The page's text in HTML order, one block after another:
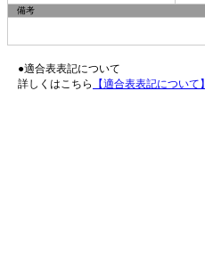
備考
●適合表表記について
詳しくはこちら
【適合表表記について】